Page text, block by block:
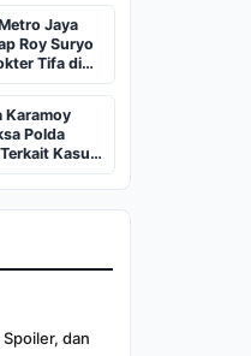
Jaya
Roy Suryo
Tifa di
Karamoy
Polda
Kasus
Travel
dan